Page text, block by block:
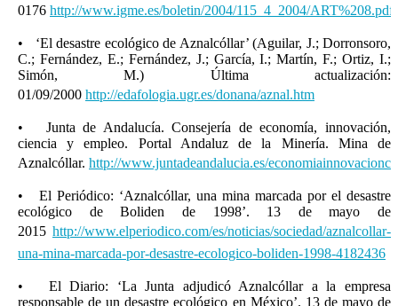
0176 http://www.igme.es/boletin/2004/115_4_2004/ART%208.pdf
• ‘El desastre ecológico de Aznalcóllar’ (Aguilar, J.; Dorronsoro,
C.; Fernández, E.; Fernández, J.; García, I.; Martín, F.; Ortiz, I.;
Simón, M.) Última actualización:
01/09/2000 http://edafologia.ugr.es/donana/aznal.htm
• Junta de Andalucía. Consejería de economía, innovación,
ciencia y empleo. Portal Andaluz de la Minería. Mina de
Aznalcóllar. http://www.juntadeandalucia.es/
• El Periódico: ‘Aznalcóllar, una mina marcada por el desastre
ecológico de Boliden de 1998’. 13 de mayo de
2015 http://www.elperiodico.com/es/noticias/sociedad/aznalcollar-
una-mina-marcada-por-desastre-ecologico-boliden-1998-4182436
• El Diario: ‘La Junta adjudicó Aznalcóllar a la empresa
responsable de un desastre ecológico en México’. 13 de mayo de